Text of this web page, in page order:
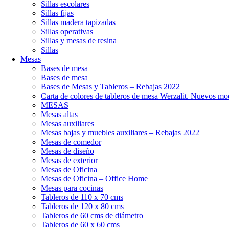
Sillas escolares
Sillas fijas
Sillas madera tapizadas
Sillas operativas
Sillas y mesas de resina
Sillas
Mesas
Bases de mesa
Bases de mesa
Bases de Mesas y Tableros – Rebajas 2022
Carta de colores de tableros de mesa Werzalit. Nuevos
MESAS
Mesas altas
Mesas auxiliares
Mesas bajas y muebles auxiliares – Rebajas 2022
Mesas de comedor
Mesas de diseño
Mesas de exterior
Mesas de Oficina
Mesas de Oficina – Office Home
Mesas para cocinas
Tableros de 110 x 70 cms
Tableros de 120 x 80 cms
Tableros de 60 cms de diámetro
Tableros de 60 x 60 cms